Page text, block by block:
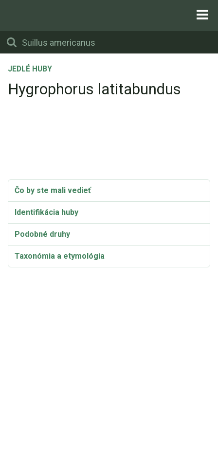
JEDLÉ HUBY
Hygrophorus latitabundus
Čo by ste mali vedieť
Identifikácia huby
Podobné druhy
Taxonómia a etymológia